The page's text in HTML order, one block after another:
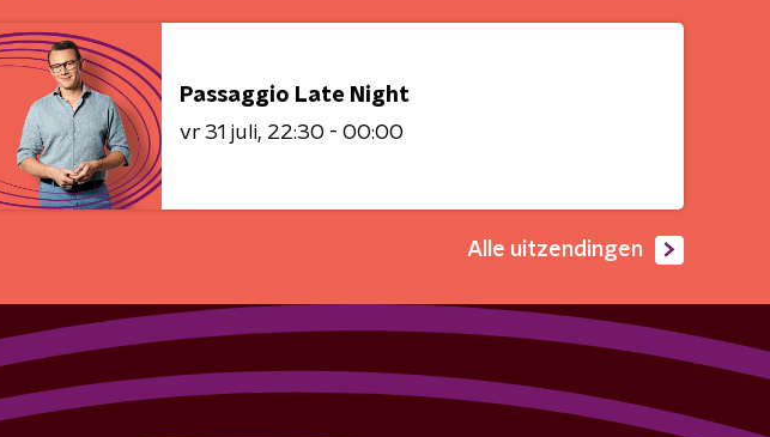
Passaggio Late Night
vr 31 juli 22:30 - 00:00
Alle uitzendingen